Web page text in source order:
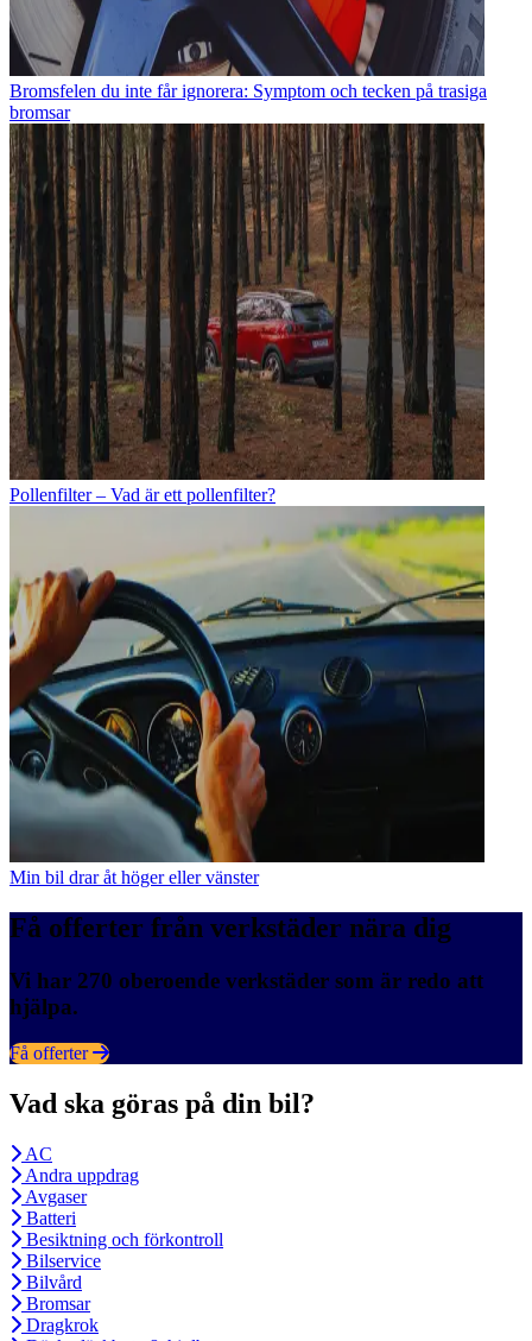
Bromsfelen du inte får ignorera: Symptom och tecken på trasiga
bromsar
Pollenfilter – Vad är ett pollenfilter?
Min bil drar åt höger eller vänster
Få offerter från verkstäder nära dig
Vi har 270 oberoende verkstäder som är redo att
hjälpa.
Få offerter
Vad ska göras på din bil?
AC
Andra uppdrag
Avgaser
Batteri
Besiktning och förkontroll
Bilservice
Bilvård
Bromsar
Dragkrok